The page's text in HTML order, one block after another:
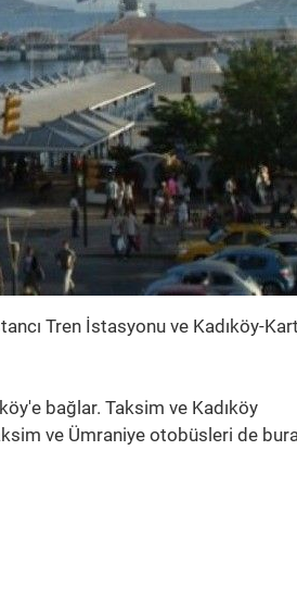
Tren İstasyonu ve Kadıköy-
bağlar. Taksim ve Kadıköy
ve Ümraniye otobüsleri de